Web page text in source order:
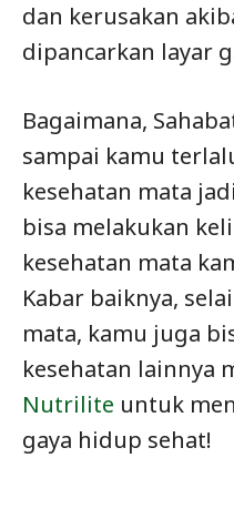
dan kerusakan
dipancarkan layar
Bagaimana,
sampai kamu
kesehatan mata
bisa melakukan
kesehatan mata
Kabar baiknya,
mata, kamu juga
kesehatan lainnya
Nutrilite untuk
gaya hidup sehat!